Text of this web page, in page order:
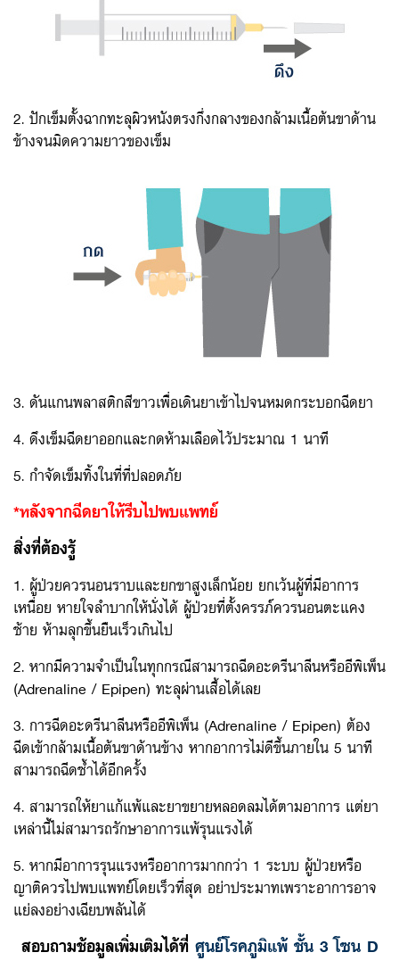
2. ปักเข็มตั้งฉากทะลุผิวหนังตรงกึ่งกลางของกล้ามเนื้อต้นขาด้าน
ข้างจนมิดความยาวของเข็ม
3. ดันแกนพลาสติกสีขาวเพื่อเดินยาเข้าไปจนหมดกระบอกฉีดยา
4. ดึงเข็มฉีดยาออกและกดห้ามเลือดไว้ประมาณ 1 นาที
5. กำจัดเข็มทิ้งในที่ที่ปลอดภัย
*หลังจากฉีดยาให้รีบไปพบแพทย์
สิ่งที่ต้องรู้
1. ผู้ป่วยควรนอนราบและยกขาสูงเล็กน้อย ยกเว้นผู้ที่มีอาการ
เหนื่อย หายใจลำบากให้นั่งได้ ผู้ป่วยที่ตั้งครรภ์ควรนอนตะแคง
ซ้าย ห้ามลุกขึ้นยืนเร็วเกินไป
2. หากมีความจำเป็นในทุกกรณีสามารถฉีดอะดรีนาลีนหรืออีพิเพ็น
(Adrenaline / Epipen) ทะลุผ่านเสื้อได้เลย
3. การฉีดอะดรีนาลีนหรืออีพิเพ็น (Adrenaline / Epipen) ต้อง
ฉีดเข้ากล้ามเนื้อต้นขาด้านข้าง หากอาการไม่ดีขึ้นภายใน 5 นาที
สามารถฉีดซ้ำได้อีกครั้ง
4. สามารถให้ยาแก้แพ้และยาขยายหลอดลมได้ตามอาการ แต่ยา
เหล่านี้ไม่สามารถรักษาอาการแพ้รุนแรงได้
5. หากมีอาการรุนแรงหรืออาการมากกว่า 1 ระบบ ผู้ป่วยหรือ
ญาติควรไปพบแพทย์โดยเร็วที่สุด อย่าประมาทเพราะอาการอาจ
แย่ลงอย่างเฉียบพลันได้
สอบถามช้อมูลเพิ่มเติมได้ที่ ศูนย์โรคภูมิแพ้ ชั้น 3 โซน D